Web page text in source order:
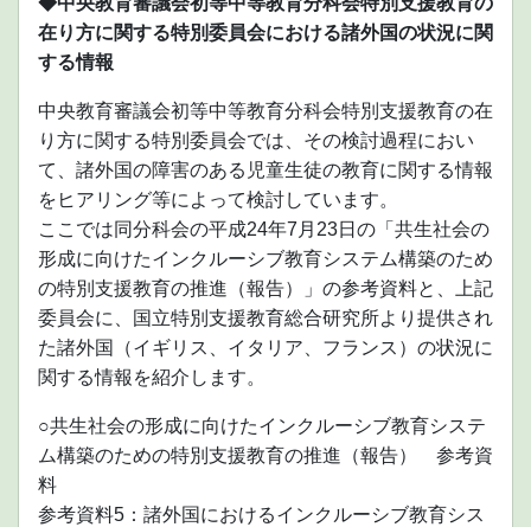
在り方に関する特別委員会における諸外国の状況に関
する情報
中央教育審議会初等中等教育分科会特別支援教育の在
り方に関する特別委員会では、その検討過程におい
て、諸外国の障害のある児童生徒の教育に関する情報
をヒアリング等によって検討しています。
ここでは同分科会の平成24年7月23日の「共生社会の
形成に向けたインクルーシブ教育システム構築のため
の特別支援教育の推進（報告）」の参考資料と、上記
委員会に、国立特別支援教育総合研究所より提供され
た諸外国（イギリス、イタリア、フランス）の状況に
関する情報を紹介します。
○共生社会の形成に向けたインクルーシブ教育システ
ム構築のための特別支援教育の推進（報告） 参考資
料
参考資料5：諸外国におけるインクルーシブ教育シス